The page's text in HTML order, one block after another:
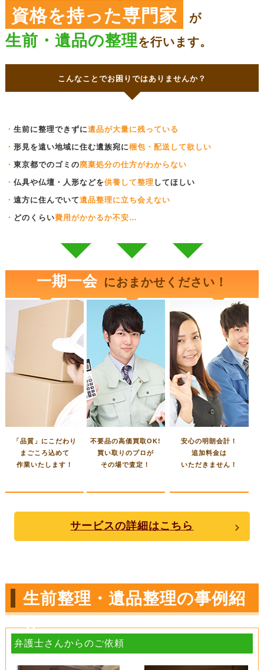
資格を持った専門家 が
生前・遺品の整理を行います。
こんなことでお困りではありませんか？
・ 生前に整理できずに遺品が大量に残っている
・ 形見を遠い地域に住む遺族宛に梱包・配送して欲しい
・ 東京都でのゴミの廃棄処分の仕方がわからない
・ 仏具や仏壇・人形などを供養して整理 してほしい
・ 遠方に住んでいて遺品整理に立ち会えない
・ どのくらい費用がかかるか不安…
一期一会 におまかせください！
「品質」にこだわり
まごころ込めて
作業いたします！
不要品の高価買取OK!
買い取りのプロが
その場で査定！
安心の明朗会計！
追加料金は
いただきません！
サービスの詳細はこちら
生前整理・遺品整理の事例紹
介
弁護士さんからのご依頼